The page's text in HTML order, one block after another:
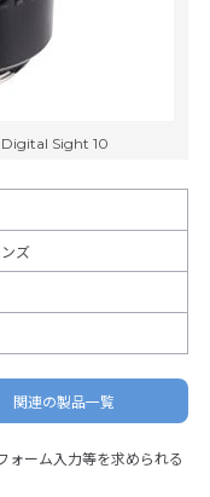
Sight 10
ズ
関連の製品一覧
ーム入力等を求められる